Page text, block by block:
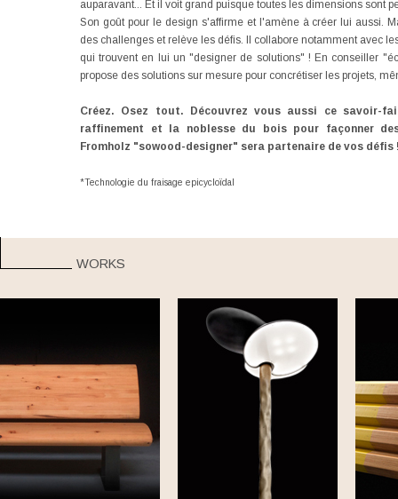
auparavant... Et il voit grand puisque toutes les dimensions sont
Son goût pour le design s'affirme et l'amène à créer lui aussi.
des challenges et relève les défis. Il collabore notamment avec
qui trouvent en lui un "designer de solutions" ! En conseiller
propose des solutions sur mesure pour concrétiser les projets,
Créez. Osez tout. Découvrez vous aussi ce savoir-
raffinement et la noblesse du bois pour façonner
Fromholz "sowood-designer" sera partenaire de vos défis
*Technologie du fraisage epicycloïdal
WORKS